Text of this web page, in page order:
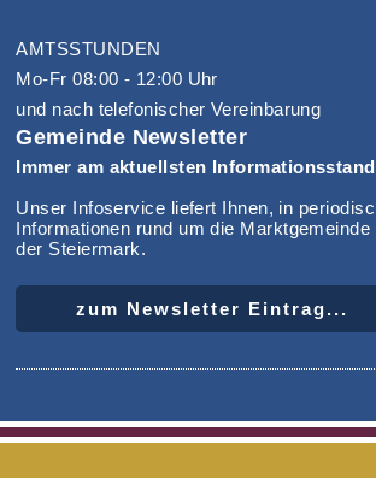
AMTSSTUNDEN
Mo-Fr 08:00 - 12:00 Uhr
und nach telefonischer Vereinbarung
Gemeinde Newsletter
Immer am aktuellsten
Unser Infoservice liefert Ihnen, in
Informationen rund um die
der Steiermark.
zum Newsletter Eintrag...